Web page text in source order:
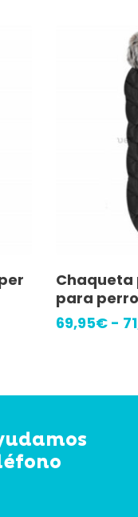
producto
tiene
se
pueden
para
69,95€ -